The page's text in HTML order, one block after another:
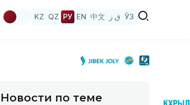
KZ QZ РУ EN 中文 ق ز ЎЗ
Новости по теме